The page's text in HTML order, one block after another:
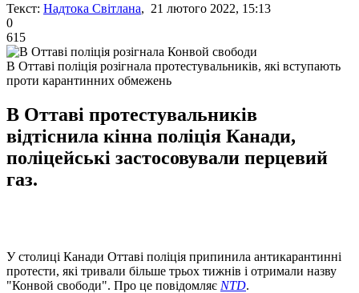
Текст: Надтока Світлана, 21 лютого 2022, 15:13
0
615
В Оттаві поліція розігнала протестувальників, які вступають
проти карантинних обмежень
В Оттаві протестувальників
відтіснила кінна поліція Канади,
поліцейські застосовували перцевий
газ.
У столиці Канади Оттаві поліція припинила антикарантинні
протести, які тривали більше трьох тижнів і отримали назву
"Конвой свободи". Про це повідомляє NTD.